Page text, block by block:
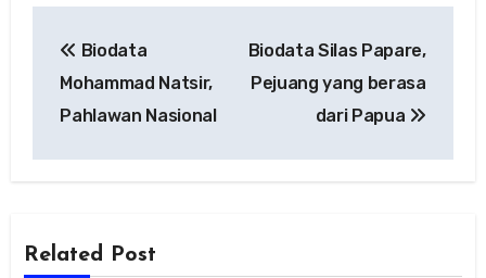
pos
Biodata
Mohammad Natsir,
Pahlawan Nasional
Biodata Silas Papare,
Pejuang yang berasa
dari Papua
Related Post